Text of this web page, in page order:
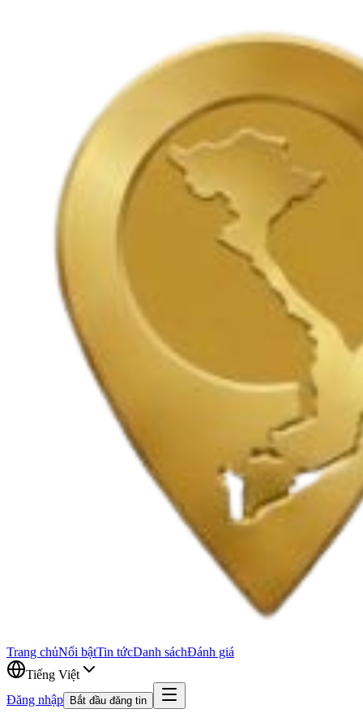
Trang chủNổi bậtTin tứcDanh sáchĐánh giá
Tiếng Việt
Đăng nhập
Bắt đầu đăng tin